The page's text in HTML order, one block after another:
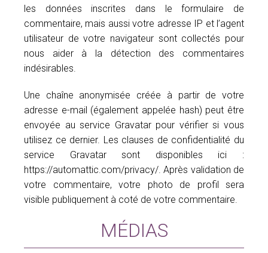
Webinaires SIFEM
Comptes-rendus Standardisés
News – Actus
Bourse de recherche SIFEM
Bourses SIFEM Junior – Congrès
internationaux
Cas cliniques : Sein
Cas cliniques : pelvis
Coin du DES
Adhérez à la SIFEM
les données inscrites dans le formulaire de
commentaire, mais aussi votre adresse IP et l’agent
utilisateur de votre navigateur sont collectés pour
nous aider à la détection des commentaires
indésirables.
Une chaîne anonymisée créée à partir de votre
adresse e-mail (également appelée hash) peut être
envoyée au service Gravatar pour vérifier si vous
utilisez ce dernier. Les clauses de confidentialité du
service Gravatar sont disponibles ici :
https://automattic.com/privacy/. Après validation de
votre commentaire, votre photo de profil sera
visible publiquement à coté de votre commentaire.
MÉDIAS